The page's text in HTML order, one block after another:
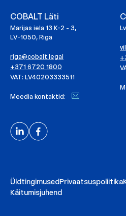
COBALT Läti
Marijas iela 13 K-2 - 3,
LV-1050, Riga
riga@cobalt.legal
+371 6720 1800
VAT: LV40203333511
Meedia kontaktid:
ÜldtingimusedPrivaatsuspoliitika
Käitumisjuhend